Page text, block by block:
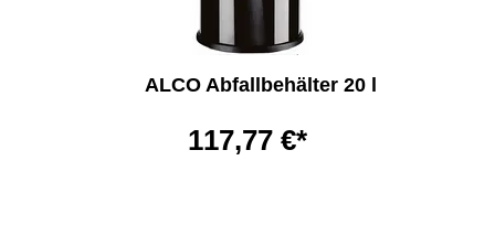
ALCO Abfallbehälter 20 l
117,77 €*